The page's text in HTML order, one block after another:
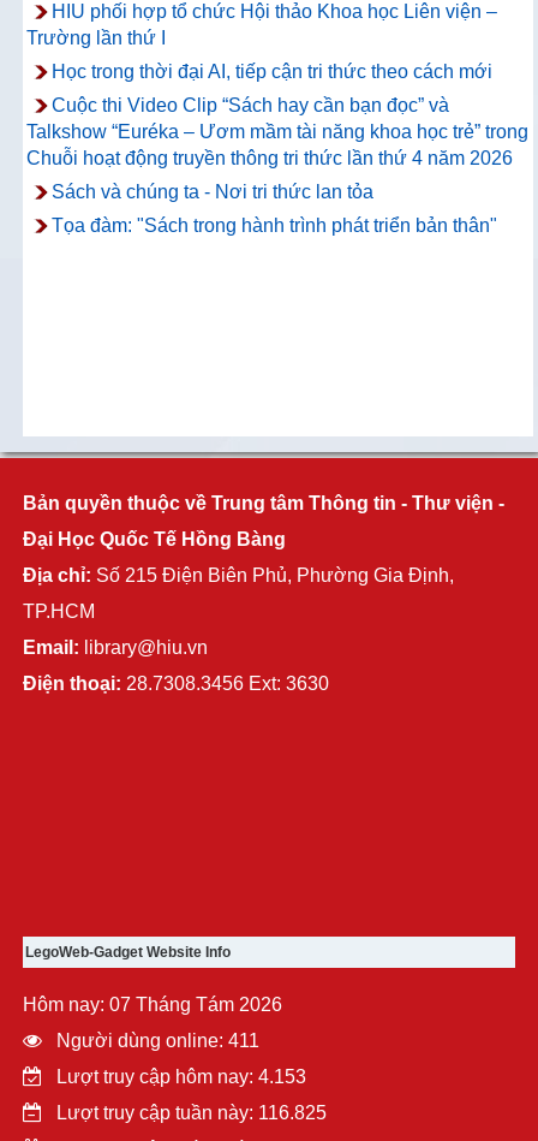
HIU phối hợp tổ chức Hội thảo Khoa học Liên viện –
Trường lần thứ I
Học trong thời đại AI, tiếp cận tri thức theo cách mới
Cuộc thi Video Clip “Sách hay cần bạn đọc” và
Talkshow “Euréka – Ươm mầm tài năng khoa học trẻ” trong
Chuỗi hoạt động truyền thông tri thức lần thứ 4 năm 2026
Sách và chúng ta - Nơi tri thức lan tỏa
Tọa đàm: "Sách trong hành trình phát triển bản thân"
Bản quyền thuộc về Trung tâm Thông tin - Thư viện -
Đại Học Quốc Tế Hồng Bàng
Địa chỉ: Số 215 Điện Biên Phủ, Phường Gia Định,
TP.HCM
Email: library@hiu.vn
Điện thoại: 28.7308.3456 Ext: 3630
LegoWeb-Gadget Website Info
Hôm nay: 07 Tháng Tám 2026
Người dùng online: 411
Lượt truy cập hôm nay: 4.153
Lượt truy cập tuần này: 116.825